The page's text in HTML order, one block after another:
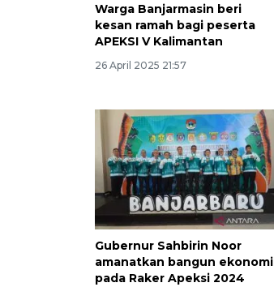
Warga Banjarmasin beri
kesan ramah bagi peserta
APEKSI V Kalimantan
26 April 2025 21:57
Gubernur Sahbirin Noor
amanatkan bangun ekonomi
pada Raker Apeksi 2024